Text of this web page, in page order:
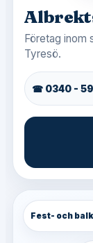
Företag inom
Tyresö.
☎ 0340 -
Fest- och